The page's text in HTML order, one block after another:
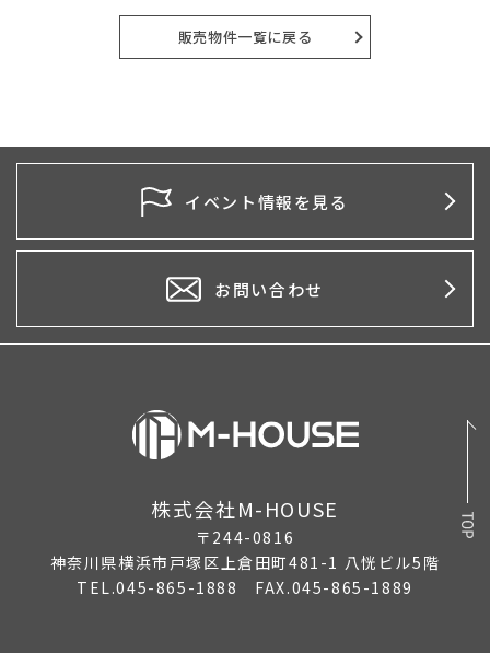
販売物件一覧に戻る
イベント情報を見る
お問い合わせ
株式会社M-HOUSE
〒244-0816
神奈川県横浜市戸塚区上倉田町481-1 八恍ビル5階
TEL.045-865-1888 FAX.045-865-1889